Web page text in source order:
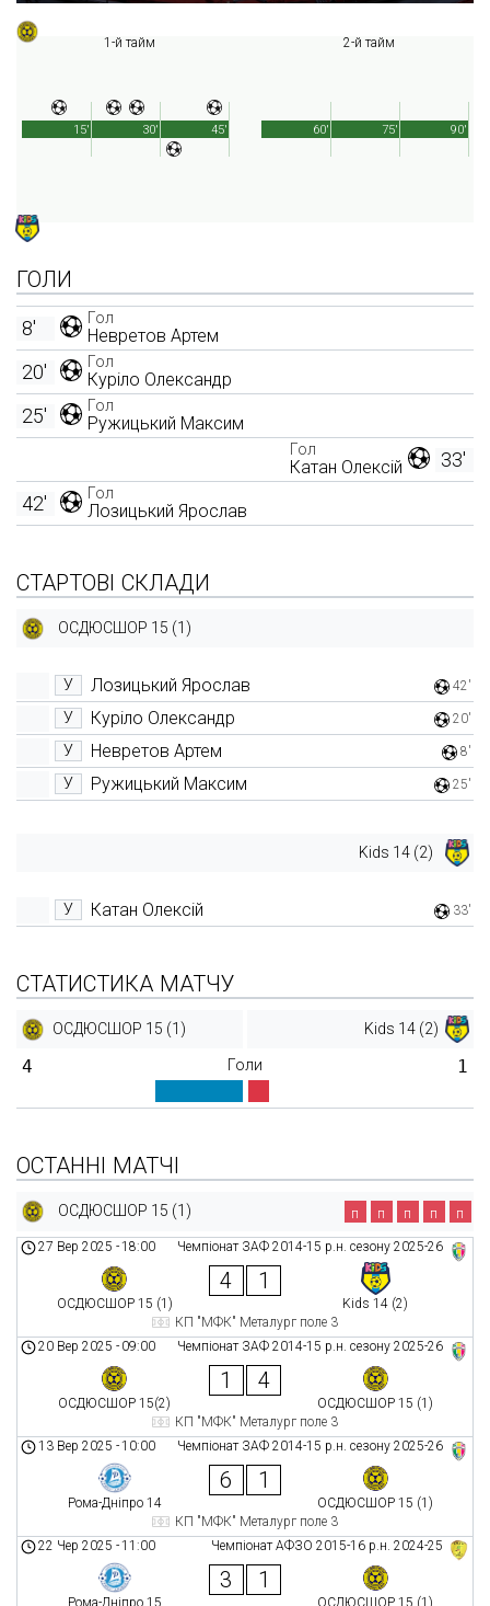
1-й тайм
45'
15' 30'
2-й тайм
90'
60' 75'
ГОЛИ
Гол
Невретов Артем
8'
Гол
Куріло Олександр
20'
Гол
Ружицький Максим
25'
33'
Гол
Катан Олексій
Гол
Лозицький Ярослав
42'
СТАРТОВІ СКЛАДИ
ОСДЮСШОР 15 (1)
У Лозицький Ярослав 42'
У Куріло Олександр 20'
У Невретов Артем 8'
У Ружицький Максим 25'
Kids 14 (2)
У Катан Олексій 33'
СТАТИСТИКА МАТЧУ
ОСДЮСШОР 15 (1) Kids 14 (2)
4 Голи 1
ОСТАННІ МАТЧІ
ОСДЮСШОР 15 (1) п п п п п
Чемпіонат ЗАФ 2014-15 р.н. сезону 2025-26
27 Вер 2025 -18:00
ОСДЮСШОР 15 (1)
4 1
Kids 14 (2)
КП "МФК" Металург поле 3
Чемпіонат ЗАФ 2014-15 р.н. сезону 2025-26
20 Вер 2025 - 09:00
ОСДЮСШОР 15(2)
1 4
ОСДЮСШОР 15 (1)
КП "МФК" Металург поле 3
Чемпіонат ЗАФ 2014-15 р.н. сезону 2025-26
13 Вер 2025 -10:00
Рома-Дніпро 14
6 1
ОСДЮСШОР 15 (1)
КП "МФК" Металург поле 3
Чемпіонат АФЗО 2015-16 р.н. 2024-25
22 Чер 2025 -11:00
Рома-Дніпро 15
3 1
ОСДЮСШОР 15 (1)